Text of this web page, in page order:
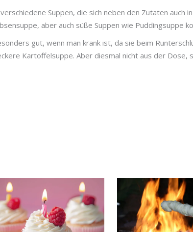
Suppen, die sich neben den Zutaten auch
aber auch süße Suppen wie Puddingsuppe
gut, wenn man krank ist, da sie beim
Kartoffelsuppe. Aber diesmal nicht aus der